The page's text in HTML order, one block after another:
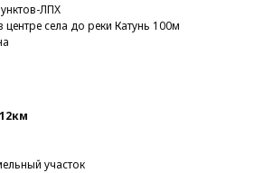
ЛПХ
центре села до реки Катунь 100м
участок